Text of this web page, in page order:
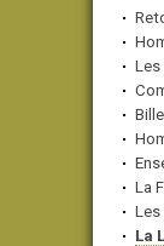
Les
La
Les
La